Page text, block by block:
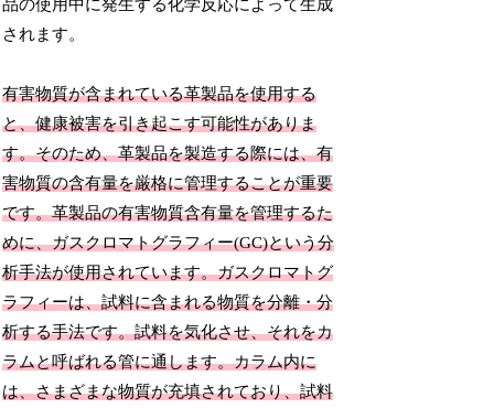
品の使用中に発生する化学反応によって生成
されます。
有害物質が含まれている革製品を使用する
と、健康被害を引き起こす可能性がありま
す。そのため、革製品を製造する際には、有
害物質の含有量を厳格に管理することが重要
です。革製品の有害物質含有量を管理するた
めに、ガスクロマトグラフィー(GC)という分
析手法が使用されています。ガスクロマトグ
ラフィーは、試料に含まれる物質を分離・分
析する手法です。試料を気化させ、それをカ
ラムと呼ばれる管に通します。カラム内に
は、さまざまな物質が充填されており、試料